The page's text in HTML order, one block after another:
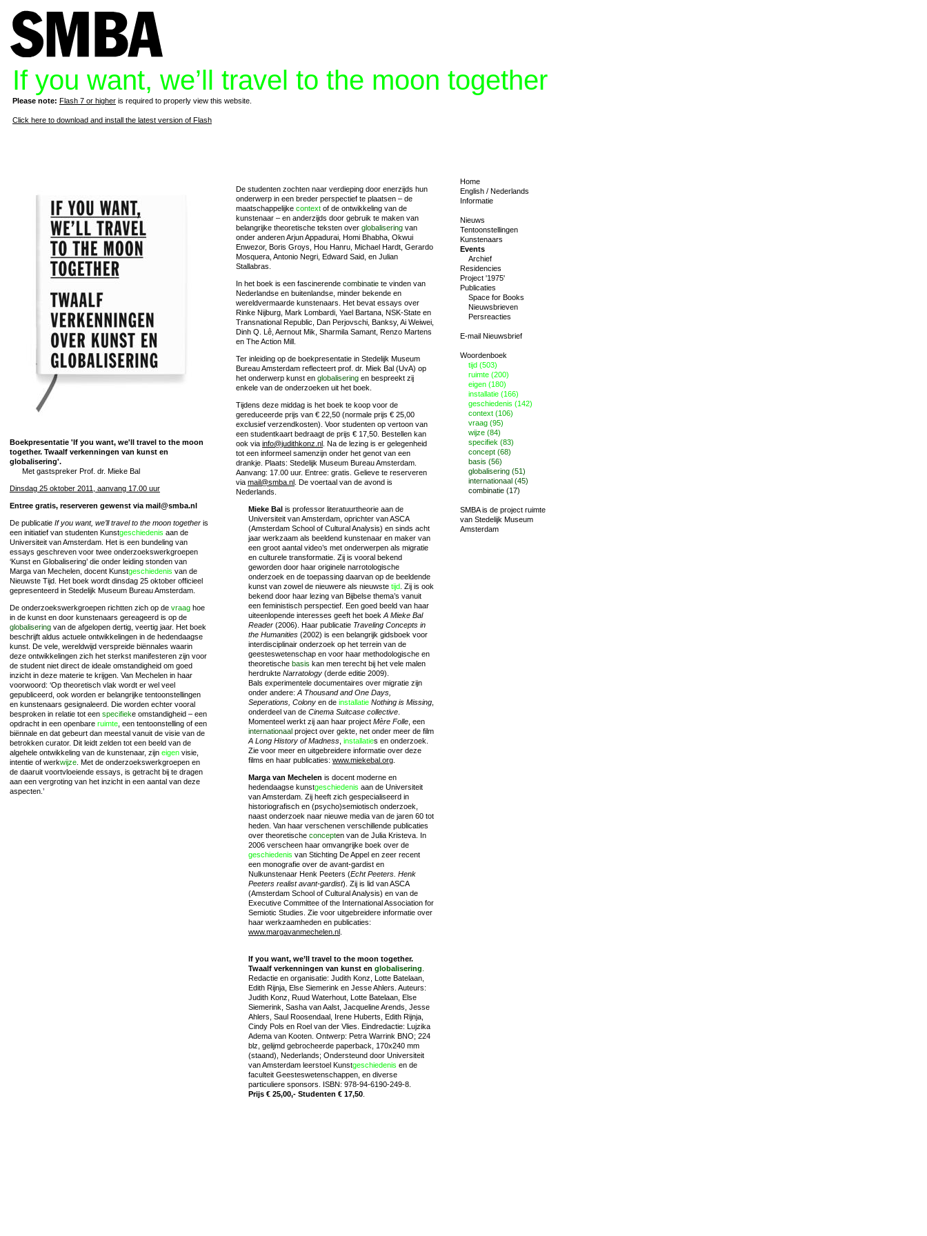
If you want, we’ll travel to the moon together
Please note: Flash 7 or higher is required to properly view this website.
Click here to download and install the latest version of Flash
Boekpresentatie 'If you want, we'll travel to the moon
together. Twaalf verkenningen van kunst en
globalisering'.
Met gastspreker Prof. dr. Mieke Bal
Dinsdag 25 oktober 2011, aanvang 17.00 uur
Entree gratis, reserveren gewenst via mail@smba.nl
De publicatie If you want, we’ll travel to the moon together is
een initiatief van studenten Kunstgeschiedenis aan de
Universiteit van Amsterdam. Het is een bundeling van
essays geschreven voor twee onderzoekswerkgroepen
‘Kunst en Globalisering’ die onder leiding stonden van
Marga van Mechelen, docent Kunstgeschiedenis van de
Nieuwste Tijd. Het boek wordt dinsdag 25 oktober officieel
gepresenteerd in Stedelijk Museum Bureau Amsterdam.
De onderzoekswerkgroepen richtten zich op de vraag hoe
in de kunst en door kunstenaars gereageerd is op de
globalisering van de afgelopen dertig, veertig jaar. Het boek
beschrijft aldus actuele ontwikkelingen in de hedendaagse
kunst. De vele, wereldwijd verspreide biënnales waarin
deze ontwikkelingen zich het sterkst manifesteren zijn voor
de student niet direct de ideale omstandigheid om goed
inzicht in deze materie te krijgen. Van Mechelen in haar
voorwoord: ‘Op theoretisch vlak wordt er wel veel
gepubliceerd, ook worden er belangrijke tentoonstellingen
en kunstenaars gesignaleerd. Die worden echter vooral
besproken in relatie tot een specifieke omstandigheid – een
opdracht in een openbare ruimte , een tentoonstelling of een
biënnale en dat gebeurt dan meestal vanuit de visie van de
betrokken curator. Dit leidt zelden tot een beeld van de
algehele ontwikkeling van de kunstenaar, zijn eigen visie,
intentie of werkwijze . Met de onderzoekswerkgroepen en
de daaruit voortvloeiende essays, is getracht bij te dragen
aan een vergroting van het inzicht in een aantal van deze
aspecten.’
De studenten zochten naar verdieping door enerzijds hun
onderwerp in een breder perspectief te plaatsen – de
maatschappelijke context of de ontwikkeling van de
kunstenaar – en anderzijds door gebruik te maken van
belangrijke theoretische teksten over globalisering van
onder anderen Arjun Appadurai, Homi Bhabha, Okwui
Enwezor, Boris Groys, Hou Hanru, Michael Hardt, Gerardo
Mosquera, Antonio Negri, Edward Said, en Julian
Stallabras.
In het boek is een fascinerende combinatie te vinden van
Nederlandse en buitenlandse, minder bekende en
wereldvermaarde kunstenaars. Het bevat essays over
Rinke Nijburg, Mark Lombardi, Yael Bartana, NSK-State en
Transnational Republic, Dan Perjovschi, Banksy, Ai Weiwei,
Dinh Q. Lê, Aernout Mik, Sharmila Samant, Renzo Martens
en The Action Mill.
Ter inleiding op de boekpresentatie in Stedelijk Museum
Bureau Amsterdam reflecteert prof. dr. Miek Bal (UvA) op
het onderwerp kunst en globalisering en bespreekt zij
enkele van de onderzoeken uit het boek.
Tijdens deze middag is het boek te koop voor de
gereduceerde prijs van € 22,50 (normale prijs € 25,00
exclusief verzendkosten). Voor studenten op vertoon van
een studentkaart bedraagt de prijs € 17,50. Bestellen kan
ook via info@judithkonz.nl . Na de lezing is er gelegenheid
tot een informeel samenzijn onder het genot van een
drankje. Plaats: Stedelijk Museum Bureau Amsterdam.
Aanvang: 17.00 uur. Entree: gratis. Gelieve te reserveren
via mail@smba.nl . De voertaal van de avond is
Nederlands.
Mieke Bal is professor literatuurtheorie aan de
Universiteit van Amsterdam, oprichter van ASCA
(Amsterdam School of Cultural Analysis) en sinds acht
jaar werkzaam als beeldend kunstenaar en maker van
een groot aantal video’s met onderwerpen als migratie
en culturele transformatie. Zij is vooral bekend
geworden door haar originele narrotologische
onderzoek en de toepassing daarvan op de beeldende
kunst van zowel de nieuwere als nieuwste tijd . Zij is ook
bekend door haar lezing van Bijbelse thema’s vanuit
een feministisch perspectief. Een goed beeld van haar
uiteenlopende interesses geeft het boek A Mieke Bal
Reader (2006). Haar publicatie Traveling Concepts in
the Humanities (2002) is een belangrijk gidsboek voor
interdisciplinair onderzoek op het terrein van de
geesteswetenschap en voor haar methodologische en
theoretische basis kan men terecht bij het vele malen
herdrukte Narratology (derde editie 2009).
Bals experimentele documentaires over migratie zijn
onder andere: A Thousand and One Days,
Seperations, Colony en de installatie Nothing is Missing
onderdeel van de Cinema Suitcase collective
Momenteel werkt zij aan haar project Mère Folle , een
internationaal project over gekte, net onder meer de film
A Long History of Madness installaties en onderzoek.
Zie voor meer en uitgebreidere informatie over deze
films en haar publicaties: www.miekebal.org
Marga van Mechelen is docent moderne en
hedendaagse kunstgeschiedenis aan de Universiteit
van Amsterdam. Zij heeft zich gespecialiseerd in
historiografisch en (psycho)semiotisch onderzoek,
naast onderzoek naar nieuwe media van de jaren 60 tot
heden. Van haar verschenen verschillende publicaties
over theoretische concepten van de Julia Kristeva. In
2006 verscheen haar omvangrijke boek over de
geschiedenis van Stichting De Appel en zeer recent
een monografie over de avant-gardist en
Nulkunstenaar Henk Peeters (Echt Peeters. Henk
Peeters realist avant-gardist). Zij is lid van ASCA
(Amsterdam School of Cultural Analysis) en van de
Executive Committee of the International Association for
Semiotic Studies. Zie voor uitgebreidere informatie over
haar werkzaamheden en publicaties:
www.margavanmechelen.nl
If you want, we’ll travel to the moon together.
Twaalf verkenningen van kunst en globalisering
Redactie en organisatie: Judith Konz, Lotte Batelaan,
Edith Rijnja, Else Siemerink en Jesse Ahlers. Auteurs:
Judith Konz, Ruud Waterhout, Lotte Batelaan, Else
Siemerink, Sasha van Aalst, Jacqueline Arends, Jesse
Ahlers, Saul Roosendaal, Irene Huberts, Edith Rijnja,
Cindy Pols en Roel van der Vlies. Eindredactie: Lujzika
Adema van Kooten. Ontwerp: Petra Warrink BNO; 224
blz, gelijmd gebrocheerde paperback, 170x240 mm
(staand), Nederlands; Ondersteund door Universiteit
van Amsterdam leerstoel Kunstgeschiedenis en de
faculteit Geesteswetenschappen, en diverse
particuliere sponsors. ISBN: 978-94-6190-249-8.
Prijs € 25,00,- Studenten € 17,50
Home
English / Nederlands
Informatie
Nieuws
Tentoonstellingen
Kunstenaars
Events
Archief
Residencies
Project '1975'
Publicaties
Space for Books
Nieuwsbrieven
Persreacties
E-mail Nieuwsbrief
Woordenboek
tijd (503)
ruimte (200)
eigen (180)
installatie (166)
geschiedenis (142)
context (106)
vraag (95)
wijze (84)
specifiek (83)
concept (68)
basis (56)
globalisering (51)
internationaal (45)
combinatie (17)
SMBA is de project ruimte
van Stedelijk Museum
Amsterdam